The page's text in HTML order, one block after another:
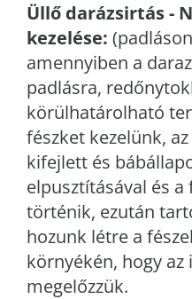
Üllő darázsirtás -
kezelése:
amennyiben a
padlásra,
körülhatárolható
fészket kezelünk,
kifejlett és
elpusztításával és
történik, ezután
hozunk létre a
környékén, hogy
megelőzzük.